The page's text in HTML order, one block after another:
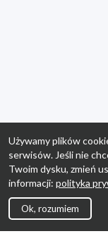
Używamy plików
serwisów. Jeśli nie
Twoim dysku, zmień
informacji: polityka
Ok, rozumiem